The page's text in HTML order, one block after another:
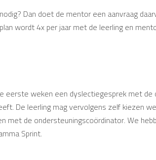
Dan doet de mentor een aanvraag
wordt 4x per jaar met de leerling en
eerste weken een dyslectiegesprek met
De leerling mag vervolgens zelf kiezen
met de ondersteuningscoördinator. We
Sprint.